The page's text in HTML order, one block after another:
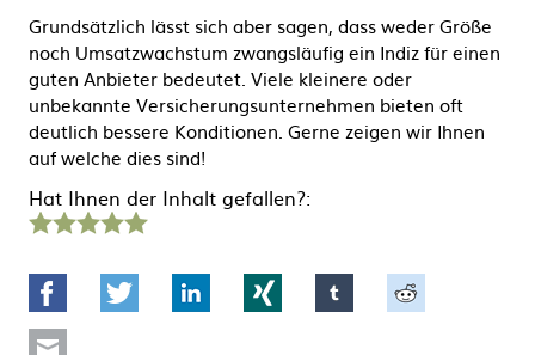
Grundsätzlich lässt sich aber sagen, dass weder Größe
noch Umsatzwachstum zwangsläufig ein Indiz für einen
guten Anbieter bedeutet. Viele kleinere oder
unbekannte Versicherungsunternehmen bieten oft
deutlich bessere Konditionen. Gerne zeigen wir Ihnen
auf welche dies sind!
Hat Ihnen der Inhalt gefallen?:
Stern Sterne Sterne Sterne Sterne
Facebook Twitter LinkedIn tumblr